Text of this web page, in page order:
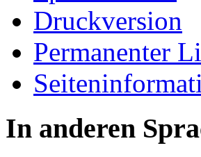
Druckversion
Permanenter
In anderen